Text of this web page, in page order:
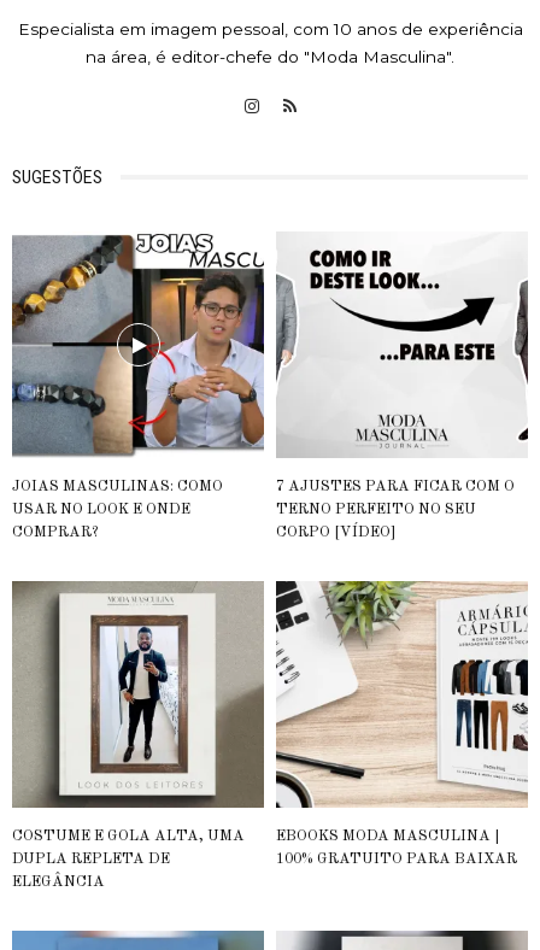
Especialista em imagem pessoal, com 10 anos de experiência
na área, é editor-chefe do "Moda Masculina".
SUGESTÕES
JOIAS MASCULINAS: COMO
USAR NO LOOK E ONDE
COMPRAR?
7 AJUSTES PARA FICAR COM O
TERNO PERFEITO NO SEU
CORPO [VÍDEO]
COSTUME E GOLA ALTA, UMA
DUPLA REPLETA DE
ELEGÂNCIA
EBOOKS MODA MASCULINA |
100% GRATUITO PARA BAIXAR